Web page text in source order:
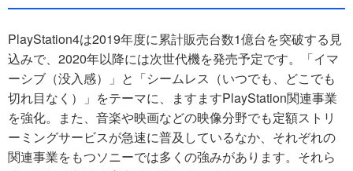
PlayStation4は2019年度に累計販売台数1億台を突破する見
込みで、2020年以降には次世代機を発売予定です。「イマ
ーシブ（没入感）」と「シームレス（いつでも、どこでも
切れ目なく）」をテーマに、ますますPlayStation関連事業
を強化。また、音楽や映画などの映像分野でも定額ストリ
ーミングサービスが急速に普及しているなか、それぞれの
関連事業をもつソニーでは多くの強みがあります。それら